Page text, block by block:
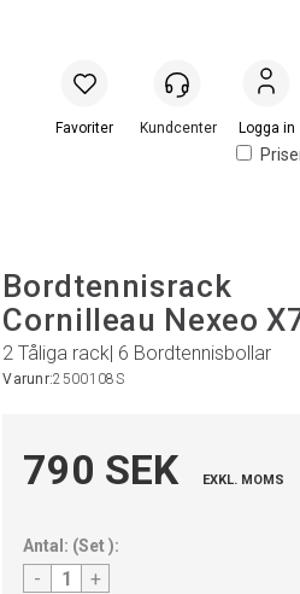
Logga in
Bordtennisrack
Cornilleau Nexeo
2 Tåliga rack| 6 Bordtennisbollar
Varunr:2500108S
790 SEK EXKL. MOMS
Antal: (Set):
- +